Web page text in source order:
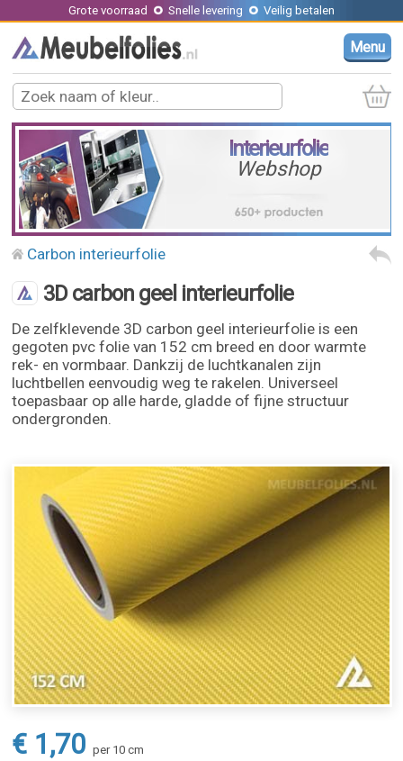
Grote voorraad Snelle levering Veilig betalen
Menu
Interieurfolie
Webshop
Carbon interieurfolie
3D carbon geel interieurfolie
De zelfklevende 3D carbon geel interieurfolie is een
gegoten pvc folie van 152 cm breed en door warmte
rek- en vormbaar. Dankzij de luchtkanalen zijn
luchtbellen eenvoudig weg te rakelen. Universeel
toepasbaar op alle harde, gladde of fijne structuur
ondergronden.
€ 1,70 per 10 cm